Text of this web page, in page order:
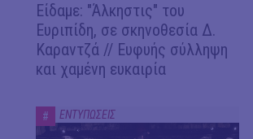
Είδαμε: "Άλκηστις" του
Ευριπίδη, σε σκηνοθεσία Δ.
Καραντζά // Ευφυής σύλληψη
και χαμένη ευκαιρία
# ΕΝΤΥΠΩΣΕΙΣ